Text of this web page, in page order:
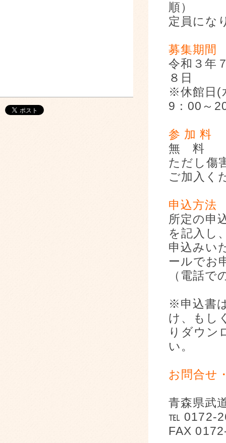
順）
定員にな
募集期間
令和３年
８日
※休館日
9：00～
参 加 料
無 料
ただし傷
ご加入く
申込方法
所定の申
を記入し
申込みい
ールでお
（電話で
※申込書
け、もし
りダウン
い。
お問合せ
青森県
℡ 0172-
FAX